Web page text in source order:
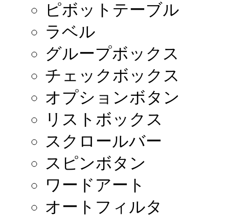
ピボットテーブル
ラベル
グループボックス
チェックボックス
オプションボタン
リストボックス
スクロールバー
スピンボタン
ワードアート
オートフィルタ